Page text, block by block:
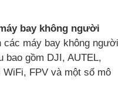
bay không người
các máy bay không người
bao gồm DJI, AUTEL,
FPV và một số mô